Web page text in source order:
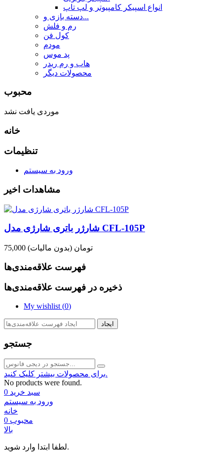
انواع اسپیکر کامپیوتر و لپ تاپ
دسته بازی و...
رم و فلش
کول فن
مودم
پد موس
هاب و رم ریدر
محصولات دیگر
محبوب
موردی یافت نشد
خانه
تنظیمات
ورود به سیستم
مشاهدات اخیر
شارژر باتری شارژی مدل CFL-105P
75,000 تومان (بدون مالیات)
فهرست علاقه‌مندی‌ها
ذخیره در فهرست علاقه‌مندی‌ها
My wishlist (0)
ایجاد
جستجو
برای محصولات بیشتر کلیک کنید.
No products were found.
سبد خرید 0
ورود به سیستم
خانه
محبوب 0
بالا
لطفا ابتدا وارد شوید.